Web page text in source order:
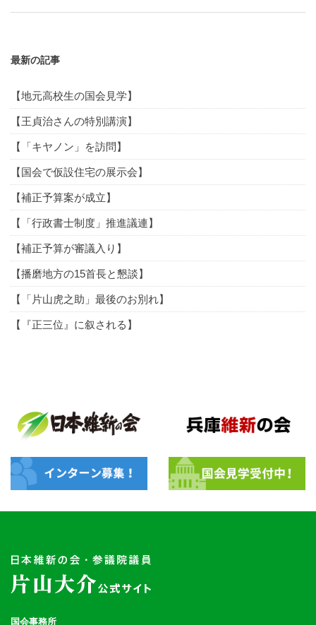
最新の記事
【地元高校生の国会見学】
【王貞治さんの特別講演】
【「キヤノン」を訪問】
【国会で仮設住宅の展示会】
【補正予算案が成立】
【「行政書士制度」推進議連】
【補正予算が審議入り】
【播磨地方の15首長と懇談】
【「片山虎之助」最後のお別れ】
【『正三位』に叙される】
国会事務所